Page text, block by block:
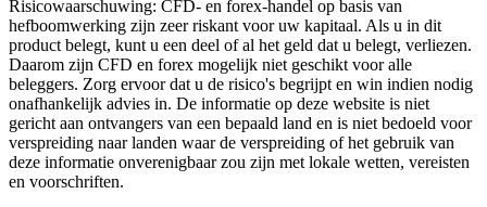
Risicowaarschuwing: CFD- en forex-handel op basis van
hefboomwerking zijn zeer riskant voor uw kapitaal. Als u in dit
product belegt, kunt u een deel of al het geld dat u belegt, verliezen.
Daarom zijn CFD en forex mogelijk niet geschikt voor alle
beleggers. Zorg ervoor dat u de risico's begrijpt en win indien nodig
onafhankelijk advies in. De informatie op deze website is niet
gericht aan ontvangers van een bepaald land en is niet bedoeld voor
verspreiding naar landen waar de verspreiding of het gebruik van
deze informatie onverenigbaar zou zijn met lokale wetten, vereisten
en voorschriften.